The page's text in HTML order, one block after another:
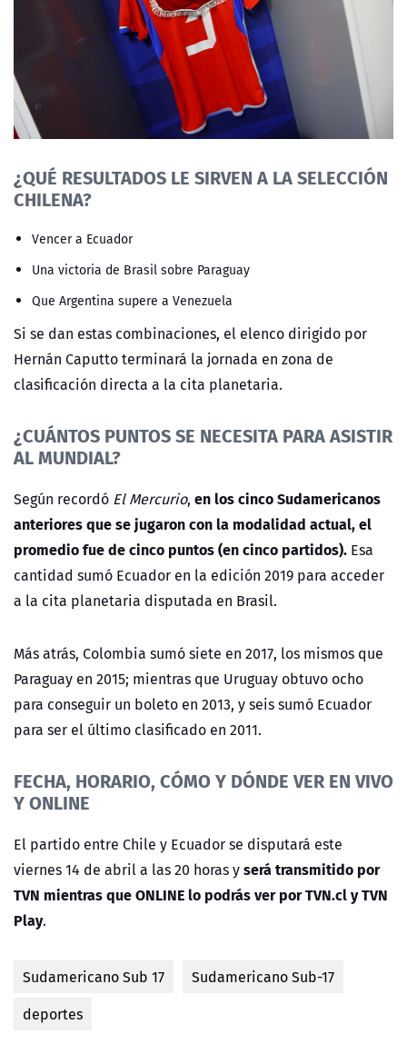
¿QUÉ RESULTADOS LE SIRVEN A LA SELECCIÓN
CHILENA?
Vencer a Ecuador
Una victoria de Brasil sobre Paraguay
Que Argentina supere a Venezuela
Si se dan estas combinaciones, el elenco dirigido por
Hernán Caputto terminará la jornada en zona de
clasificación directa a la cita planetaria.
¿CUÁNTOS PUNTOS SE NECESITA PARA ASISTIR
AL MUNDIAL?
Según recordó El Mercurio, en los cinco Sudamericanos
anteriores que se jugaron con la modalidad actual, el
promedio fue de cinco puntos (en cinco partidos). Esa
cantidad sumó Ecuador en la edición 2019 para acceder
a la cita planetaria disputada en Brasil.
Más atrás, Colombia sumó siete en 2017, los mismos que
Paraguay en 2015; mientras que Uruguay obtuvo ocho
para conseguir un boleto en 2013, y seis sumó Ecuador
para ser el último clasificado en 2011.
FECHA, HORARIO, CÓMO Y DÓNDE VER EN VIVO
Y ONLINE
El partido entre Chile y Ecuador se disputará este
viernes 14 de abril a las 20 horas yserá transmitido por
TVN mientras que ONLINE lo podrás ver por TVN.cl y TVN
Play.
Sudamericano Sub 17
Sudamericano Sub-17
deportes